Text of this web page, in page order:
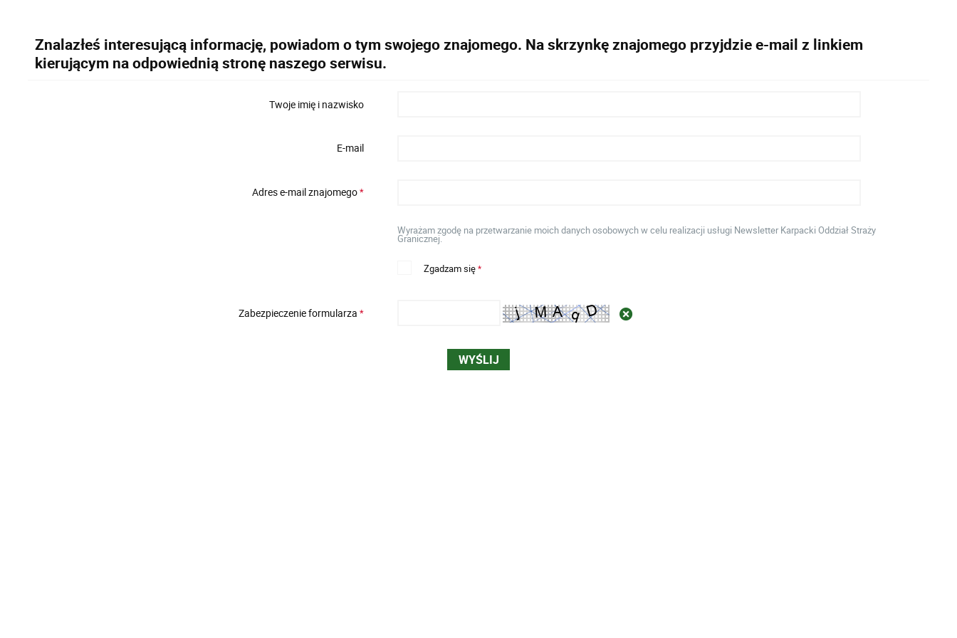
Znalazłeś interesującą informację, powiadom o tym swojego znajomego. Na skrzynkę znajomego przyjdzie e-mail z linkiem
kierującym na odpowiednią stronę naszego serwisu.
Twoje imię i nazwisko
E-mail
Adres e-mail znajomego*
Wyrażam zgodę na przetwarzanie moich danych osobowych w celu realizacji usługi Newsletter Karpacki Oddział Straży
Granicznej.
Zgadzam się*
Zabezpieczenie formularza *